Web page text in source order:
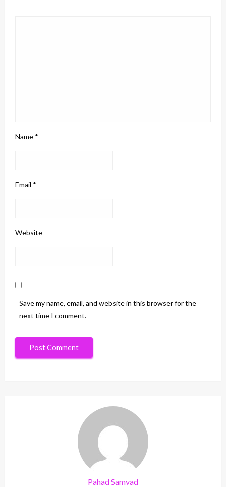
Name *
Email *
Website
Save my name, email, and website in this browser for the
next time I comment.
Pahad Samvad